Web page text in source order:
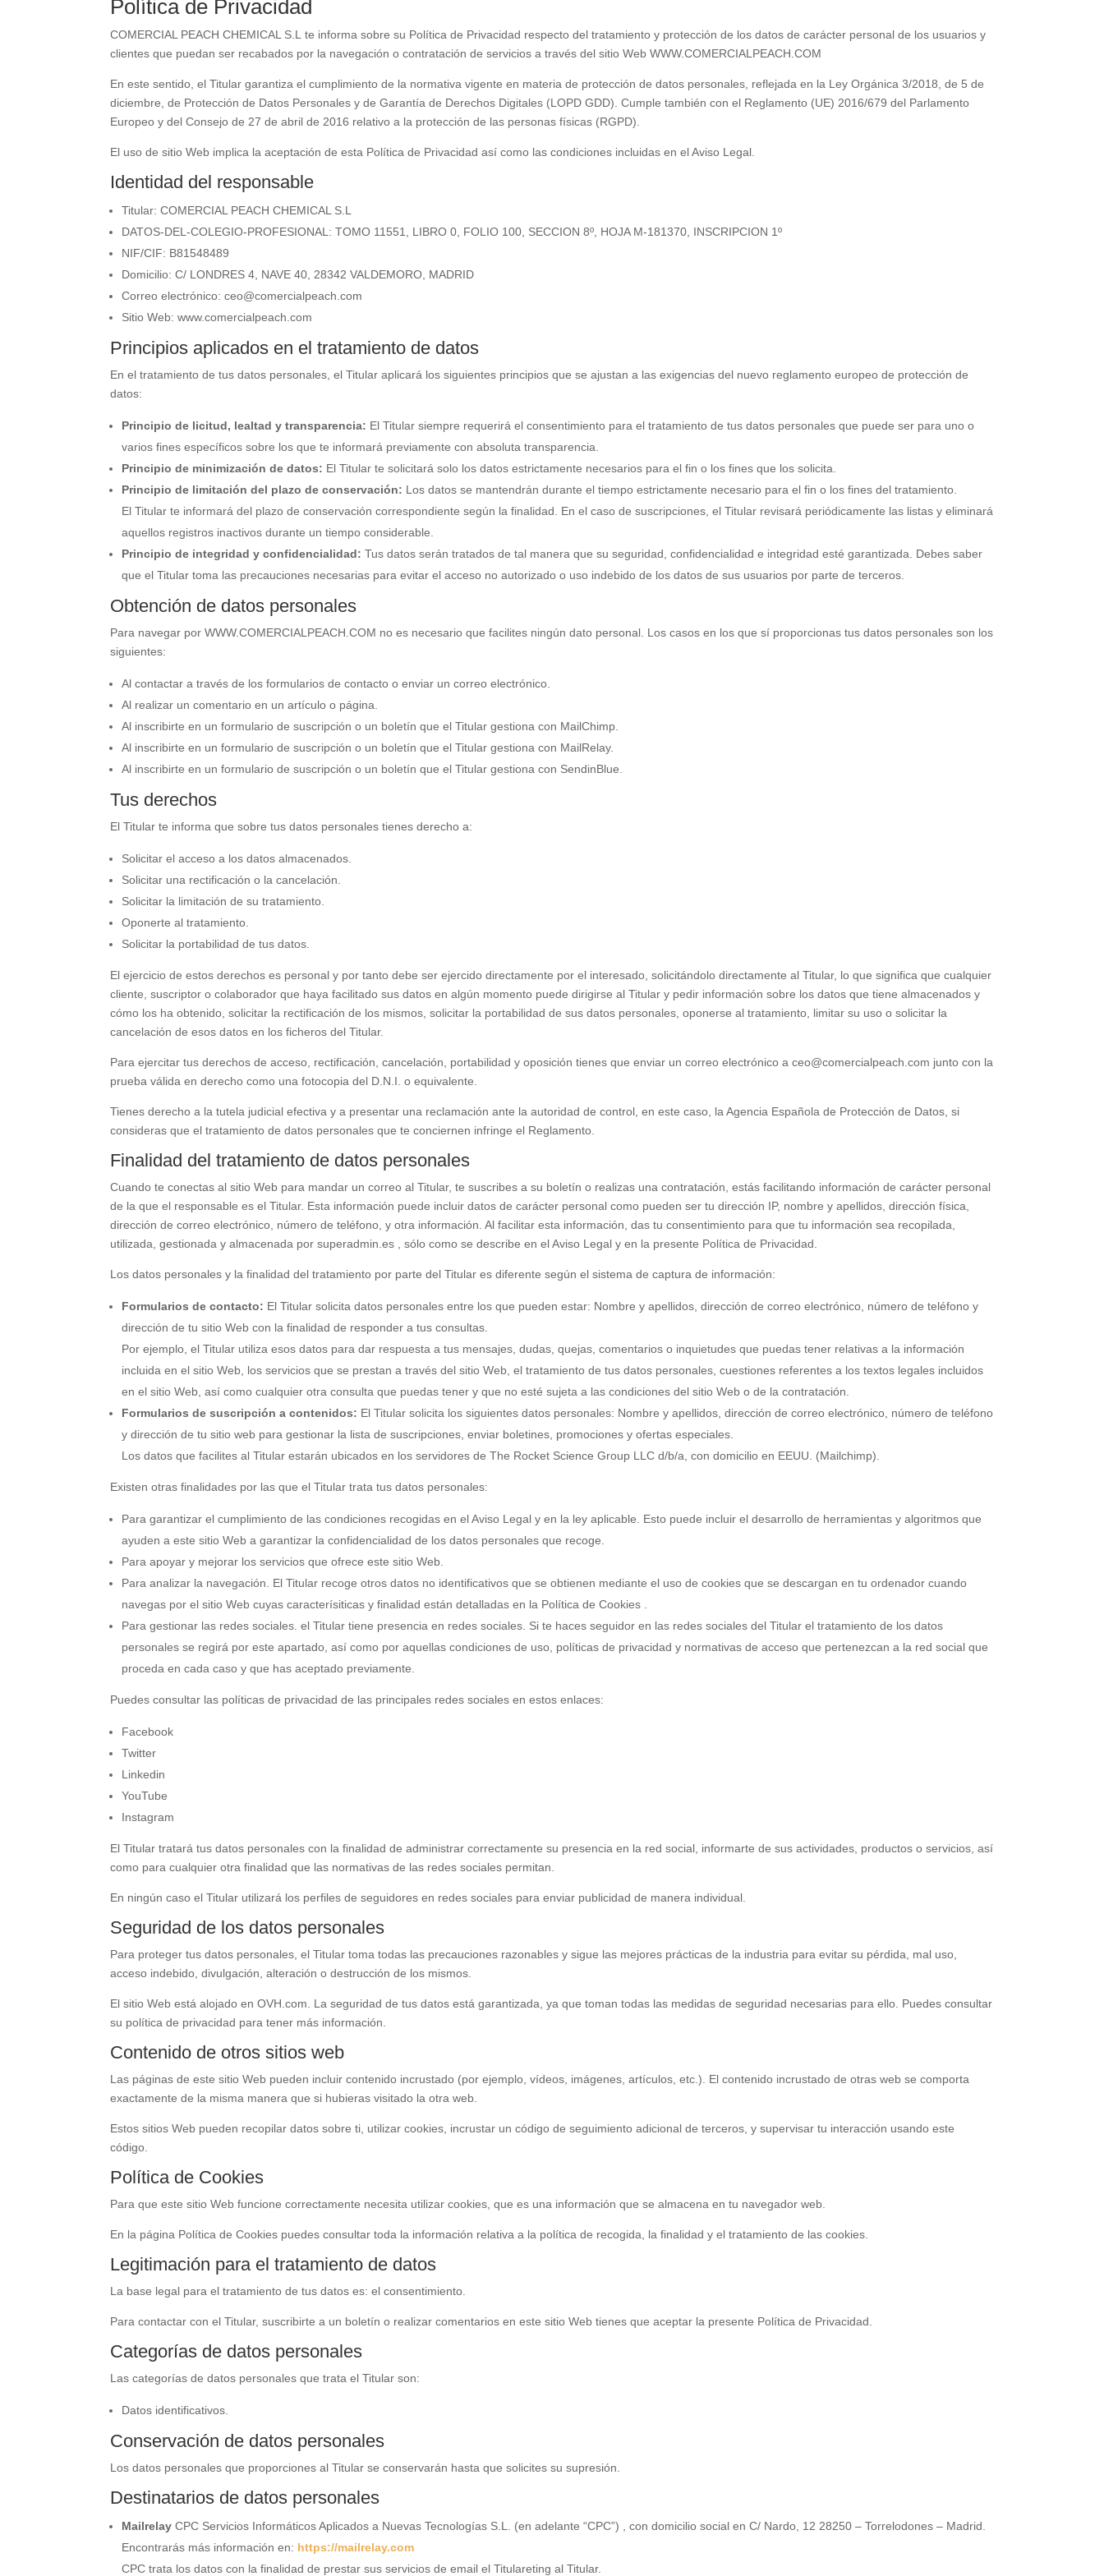
Política de Privacidad
COMERCIAL PEACH CHEMICAL S.Lte informa sobre su Política de Privacidad respecto del tratamiento y protección de los datos de carácter personal de los usuarios y
clientes que puedan ser recabados por la navegación o contratación de servicios a través del sitio Web WWW.COMERCIALPEACH.COM
En este sentido, el Titular garantiza el cumplimiento de la normativa vigente en materia de protección de datos personales, reflejada en la Ley Orgánica 3/2018, de 5 de
diciembre, de Protección de Datos Personales y de Garantía de Derechos Digitales (LOPD GDD). Cumple también con el Reglamento (UE) 2016/679 del Parlamento
Europeo y del Consejo de 27 de abril de 2016 relativo a la protección de las personas físicas (RGPD).
El uso de sitio Web implica la aceptación de esta Política de Privacidad así como las condiciones incluidas en el Aviso Legal.
Identidad del responsable
Titular: COMERCIAL PEACH CHEMICAL S.L
DATOS-DEL-COLEGIO-PROFESIONAL: TOMO 11551, LIBRO 0, FOLIO 100, SECCION 8º, HOJA M-181370, INSCRIPCION 1º
NIF/CIF: B81548489
Domicilio: C/ LONDRES 4, NAVE 40, 28342 VALDEMORO, MADRID
Correo electrónico: ceo@comercialpeach.com
Sitio Web: www.comercialpeach.com
Principios aplicados en el tratamiento de datos
En el tratamiento de tus datos personales, el Titular aplicará los siguientes principios que se ajustan a las exigencias del nuevo reglamento europeo de protección de
datos:
Principio de licitud, lealtad y transparencia: El Titular siempre requerirá el consentimiento para el tratamiento de tus datos personales que puede ser para uno o
varios fines específicos sobre los que te informará previamente con absoluta transparencia.
Principio de minimización de datos: El Titular te solicitará solo los datos estrictamente necesarios para el fin o los fines que los solicita.
Principio de limitación del plazo de conservación: Los datos se mantendrán durante el tiempo estrictamente necesario para el fin o los fines del tratamiento.
El Titular te informará del plazo de conservación correspondiente según la finalidad. En el caso de suscripciones, el Titular revisará periódicamente las listas y eliminará
aquellos registros inactivos durante un tiempo considerable.
Principio de integridad y confidencialidad: Tus datos serán tratados de tal manera que su seguridad, confidencialidad e integridad esté garantizada. Debes saber
que el Titular toma las precauciones necesarias para evitar el acceso no autorizado o uso indebido de los datos de sus usuarios por parte de terceros.
Obtención de datos personales
Para navegar por WWW.COMERCIALPEACH.COM no es necesario que facilites ningún dato personal. Los casos en los que sí proporcionas tus datos personales son los
siguientes:
Al contactar a través de los formularios de contacto o enviar un correo electrónico.
Al realizar un comentario en un artículo o página.
Al inscribirte en un formulario de suscripción o un boletín que el Titular gestiona con MailChimp.
Al inscribirte en un formulario de suscripción o un boletín que el Titular gestiona con MailRelay.
Al inscribirte en un formulario de suscripción o un boletín que el Titular gestiona con SendinBlue.
Tus derechos
El Titular te informa que sobre tus datos personales tienes derecho a:
Solicitar el acceso a los datos almacenados.
Solicitar una rectificación o la cancelación.
Solicitar la limitación de su tratamiento.
Oponerte al tratamiento.
Solicitar la portabilidad de tus datos.
El ejercicio de estos derechos es personal y por tanto debe ser ejercido directamente por el interesado, solicitándolo directamente al Titular, lo que significa que cualquier
cliente, suscriptor o colaborador que haya facilitado sus datos en algún momento puede dirigirse al Titular y pedir información sobre los datos que tiene almacenados y
cómo los ha obtenido, solicitar la rectificación de los mismos, solicitar la portabilidad de sus datos personales, oponerse al tratamiento, limitar su uso o solicitar la
cancelación de esos datos en los ficheros del Titular.
Para ejercitar tus derechos de acceso, rectificación, cancelación, portabilidad y oposición tienes que enviar un correo electrónico a ceo@comercialpeach.com junto con la
prueba válida en derecho como una fotocopia del D.N.I. o equivalente.
Tienes derecho a la tutela judicial efectiva y a presentar una reclamación ante la autoridad de control, en este caso, la Agencia Española de Protección de Datos, si
consideras que el tratamiento de datos personales que te conciernen infringe el Reglamento.
Finalidad del tratamiento de datos personales
Cuando te conectas al sitio Web para mandar un correo al Titular, te suscribes a su boletín o realizas una contratación, estás facilitando información de carácter personal
de la que el responsable es el Titular. Esta información puede incluir datos de carácter personal como pueden ser tu dirección IP, nombre y apellidos, dirección física,
dirección de correo electrónico, número de teléfono, y otra información. Al facilitar esta información, das tu consentimiento para que tu información sea recopilada,
utilizada, gestionada y almacenada por superadmin.es , sólo como se describe en el Aviso Legal y en la presente Política de Privacidad.
Los datos personales y la finalidad del tratamiento por parte del Titular es diferente según el sistema de captura de información:
Formularios de contacto: El Titular solicita datos personales entre los que pueden estar: Nombre y apellidos, dirección de correo electrónico, número de teléfono y
dirección de tu sitio Web con la finalidad de responder a tus consultas.
Por ejemplo, el Titular utiliza esos datos para dar respuesta a tus mensajes, dudas, quejas, comentarios o inquietudes que puedas tener relativas a la información
incluida en el sitio Web, los servicios que se prestan a través del sitio Web, el tratamiento de tus datos personales, cuestiones referentes a los textos legales incluidos
en el sitio Web, así como cualquier otra consulta que puedas tener y que no esté sujeta a las condiciones del sitio Web o de la contratación.
Formularios de suscripción a contenidos: El Titular solicita los siguientes datos personales: Nombre y apellidos, dirección de correo electrónico, número de teléfono
y dirección de tu sitio web para gestionar la lista de suscripciones, enviar boletines, promociones y ofertas especiales.
Los datos que facilites al Titular estarán ubicados en los servidores de The Rocket Science Group LLC d/b/a, con domicilio en EEUU. (Mailchimp).
Existen otras finalidades por las que el Titular trata tus datos personales:
Para garantizar el cumplimiento de las condiciones recogidas en el Aviso Legal y en la ley aplicable. Esto puede incluir el desarrollo de herramientas y algoritmos que
ayuden a este sitio Web a garantizar la confidencialidad de los datos personales que recoge.
Para apoyar y mejorar los servicios que ofrece este sitio Web.
Para analizar la navegación. El Titular recoge otros datos no identificativos que se obtienen mediante el uso de cookies que se descargan en tu ordenador cuando
navegas por el sitio Web cuyas caracterísiticas y finalidad están detalladas en la Política de Cookies .
Para gestionar las redes sociales. el Titular tiene presencia en redes sociales. Si te haces seguidor en las redes sociales del Titular el tratamiento de los datos
personales se regirá por este apartado, así como por aquellas condiciones de uso, políticas de privacidad y normativas de acceso que pertenezcan a la red social que
proceda en cada caso y que has aceptado previamente.
Puedes consultar las políticas de privacidad de las principales redes sociales en estos enlaces:
Facebook
Twitter
Linkedin
YouTube
Instagram
El Titular tratará tus datos personales con la finalidad de administrar correctamente su presencia en la red social, informarte de sus actividades, productos o servicios, así
como para cualquier otra finalidad que las normativas de las redes sociales permitan.
En ningún caso el Titular utilizará los perfiles de seguidores en redes sociales para enviar publicidad de manera individual.
Seguridad de los datos personales
Para proteger tus datos personales, el Titular toma todas las precauciones razonables y sigue las mejores prácticas de la industria para evitar su pérdida, mal uso,
acceso indebido, divulgación, alteración o destrucción de los mismos.
El sitio Web está alojado en OVH.com . La seguridad de tus datos está garantizada, ya que toman todas las medidas de seguridad necesarias para ello. Puedes consultar
su política de privacidad para tener más información.
Contenido de otros sitios web
Las páginas de este sitio Web pueden incluir contenido incrustado (por ejemplo, vídeos, imágenes, artículos, etc.). El contenido incrustado de otras web se comporta
exactamente de la misma manera que si hubieras visitado la otra web.
Estos sitios Web pueden recopilar datos sobre ti, utilizar cookies, incrustar un código de seguimiento adicional de terceros, y supervisar tu interacción usando este
código.
Política de Cookies
Para que este sitio Web funcione correctamente necesita utilizar cookies, que es una información que se almacena en tu navegador web.
En la página Política de Cookies puedes consultar toda la información relativa a la política de recogida, la finalidad y el tratamiento de las cookies.
Legitimación para el tratamiento de datos
La base legal para el tratamiento de tus datos es: el consentimiento.
Para contactar con el Titular, suscribirte a un boletín o realizar comentarios en este sitio Web tienes que aceptar la presente Política de Privacidad.
Categorías de datos personales
Las categorías de datos personales que trata el Titular son:
Datos identificativos.
Conservación de datos personales
Los datos personales que proporciones al Titular se conservarán hasta que solicites su supresión.
Destinatarios de datos personales
Mailrelay CPC Servicios Informáticos Aplicados a Nuevas Tecnologías S.L. (en adelante “CPC”) , con domicilio social en C/ Nardo, 12 28250 – Torrelodones – Madrid.
Encontrarás más información en: https://mailrelay.com
CPC trata los datos con la finalidad de prestar sus servicios de email el Titulareting al Titular.